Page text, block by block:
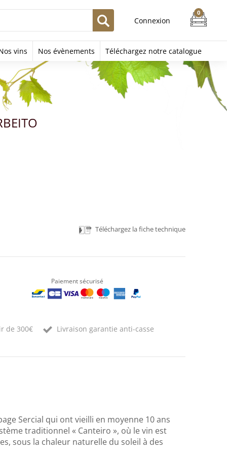
Connexion
vins Nos évènements Téléchargez notre catalogue
Téléchargez la fiche technique
Paiement sécurisé
de 300€ Livraison garantie anti-casse
Sercial qui ont vieilli en moyenne 10 ans
traditionnel « Canteiro », où le vin est
sous la chaleur naturelle du soleil à des